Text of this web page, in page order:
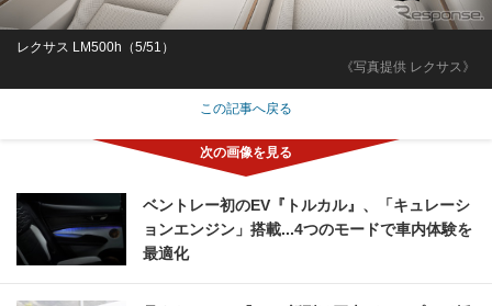
《写真提供 レクサス》
レクサス LM500h（5/51）
この記事へ戻る
ベントレー初のEV『トルカル』、「キュレーシ
ョンエンジン」搭載...4つのモードで車内体験を
最適化